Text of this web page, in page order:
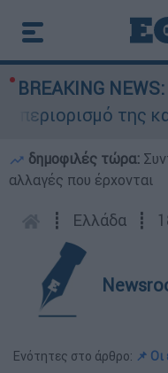
BREAKING NEWS:
της
δημοφιλές τώρα:
αλλαγές που έρχονται
┋ Ελλάδα ┋
Ενότητες στο άρθρο: 📌 Οι